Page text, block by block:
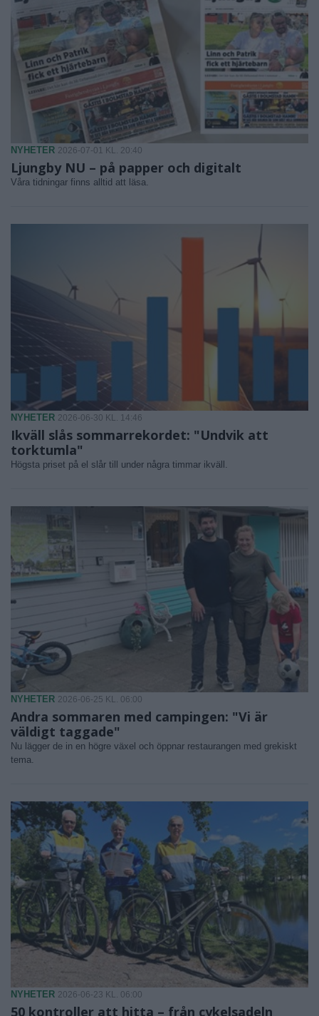
NYHETER 2026-07-01 KL. 20:40
Ljungby NU – på papper och digitalt
Våra tidningar finns alltid att läsa.
NYHETER 2026-06-30 KL. 14:46
Ikväll slås sommarrekordet: "Undvik att
torktumla"
Högsta priset på el slår till under några timmar ikväll.
NYHETER 2026-06-25 KL. 06:00
Andra sommaren med campingen: "Vi är
väldigt taggade"
Nu lägger de in en högre växel och öppnar restaurangen med grekiskt
tema.
NYHETER 2026-06-23 KL. 06:00
50 kontroller att hitta – från cykelsadeln